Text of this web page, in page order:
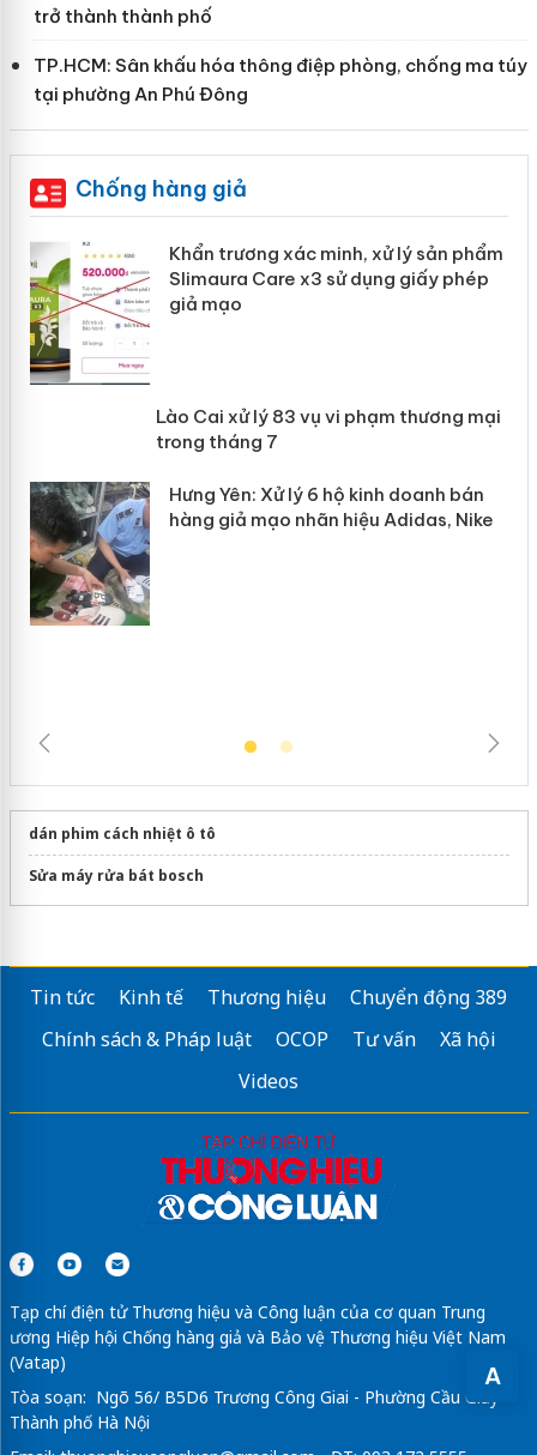
A
trở thành thành phố
TP.HCM: Sân khấu hóa thông điệp phòng, chống ma túy
tại phường An Phú Đông
Chống hàng giả
Khẩn trương xác minh, xử lý sản phẩm
Slimaura Care x3 sử dụng giấy phép
giả mạo
Lào Cai xử lý 83 vụ vi phạm thương
mại trong tháng 7
dán phim cách nhiệt ô tô
Sửa máy rửa bát bosch
Tin tức Kinh tế Thương hiệu
Chuyển động 389
Chính sách & Pháp luật
OCOP Tư vấn
Xã hội
Videos
Tạp chí điện tử Thương hiệu và Công luận của cơ quan Trung
ương Hiệp hội Chống hàng giả và Bảo vệ Thương hiệu Việt Nam
(Vatap)
Tòa soạn: Ngõ 56/ B5D6 Trương Công Giai - Phường Cầu Giấy -
Thành phố Hà Nội